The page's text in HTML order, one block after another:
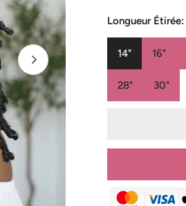
vente
Longueur Étirée:
14" 16"
28" 30"